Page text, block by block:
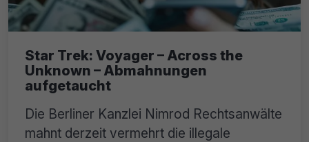
Star Trek: Voyager – Across the
Unknown – Abmahnungen
aufgetaucht
Die Berliner Kanzlei Nimrod Rechtsanwälte
mahnt derzeit vermehrt die illegale